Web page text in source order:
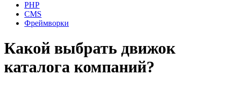
PHP
CMS
Фреймворки
Какой выбрать движок
каталога компаний?